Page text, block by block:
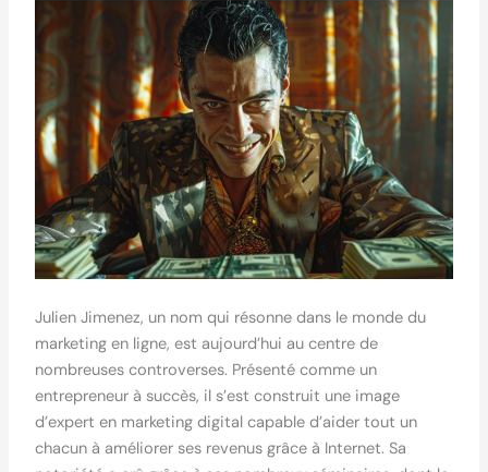
Julien Jimenez, un nom qui résonne dans le monde du
marketing en ligne, est aujourd’hui au centre de
nombreuses controverses. Présenté comme un
entrepreneur à succès, il s’est construit une image
d’expert en marketing digital capable d’aider tout un
chacun à améliorer ses revenus grâce à Internet. Sa